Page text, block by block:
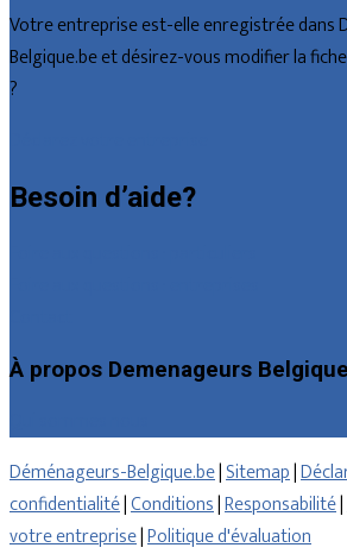
Votre entreprise est-elle enregistrée dans
Belgique.be et désirez-vous modifier la
?
Besoin d’aide?
À propos Demenageurs Belgique
Déménageurs-Belgique.be|Sitemap|
confidentialité|Conditions|Responsabilité|
votre entreprise|Politique d'évaluation